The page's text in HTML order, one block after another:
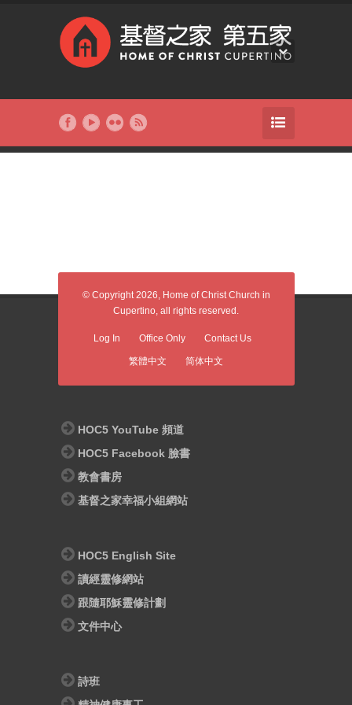
© Copyright 2026, Home of Christ Church in
Cupertino, all rights reserved.
Log In Office Only Contact Us
繁體中文 简体中文
HOC5 YouTube 頻道
HOC5 Facebook 臉書
教會書房
基督之家幸福小組網站
HOC5 English Site
讀經靈修網站
跟隨耶穌靈修計劃
文件中心
詩班